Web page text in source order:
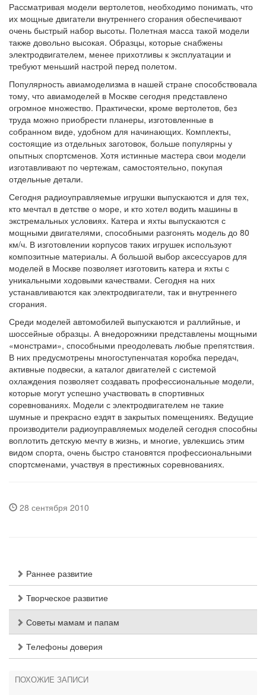
Рассматривая модели вертолетов, необходимо понимать, что
их мощные двигатели внутреннего сгорания обеспечивают
очень быстрый набор высоты. Полетная масса такой модели
также довольно высокая. Образцы, которые снабжены
электродвигателем, менее прихотливы к эксплуатации и
требуют меньший настрой перед полетом.
Популярность авиамоделизма в нашей стране способствовала
тому, что авиамоделей в Москве сегодня представлено
огромное множество. Практически, кроме вертолетов, без
труда можно приобрести планеры, изготовленные в
собранном виде, удобном для начинающих. Комплекты,
состоящие из отдельных заготовок, больше популярны у
опытных спортсменов. Хотя истинные мастера свои модели
изготавливают по чертежам, самостоятельно, покупая
отдельные детали.
Сегодня радиоуправляемые игрушки выпускаются и для тех,
кто мечтал в детстве о море, и кто хотел водить машины в
экстремальных условиях. Катера и яхты выпускаются с
мощными двигателями, способными разгонять модель до 80
км/ч. В изготовлении корпусов таких игрушек используют
композитные материалы. А большой выбор аксессуаров для
моделей в Москве позволяет изготовить катера и яхты с
уникальными ходовыми качествами. Сегодня на них
устанавливаются как электродвигатели, так и внутреннего
сгорания.
Среди моделей автомобилей выпускаются и раллийные, и
шоссейные образцы. А внедорожники представлены мощными
«монстрами», способными преодолевать любые препятствия.
В них предусмотрены многоступенчатая коробка передач,
активные подвески, а каталог двигателей с системой
охлаждения позволяет создавать профессиональные модели,
которые могут успешно участвовать в спортивных
соревнованиях. Модели с электродвигателем не такие
шумные и прекрасно ездят в закрытых помещениях. Ведущие
производители радиоуправляемых моделей сегодня способны
воплотить детскую мечту в жизнь, и многие, увлекшись этим
видом спорта, очень быстро становятся профессиональными
спортсменами, участвуя в престижных соревнованиях.
28 сентября 2010
Раннее развитие
Творческое развитие
Советы мамам и папам
Телефоны доверия
ПОХОЖИЕ ЗАПИСИ